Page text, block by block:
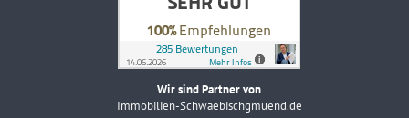
Wir sind Partner von
Immobilien-Schwaebischgmuend.de